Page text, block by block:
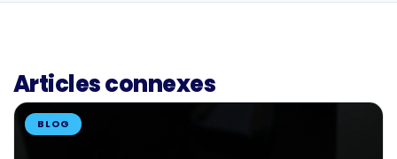
Articles connexes
BLOG